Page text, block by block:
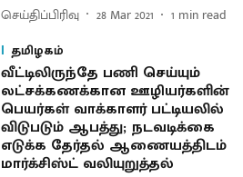
செய்திப்பிரிவு 28 Mar 2021 1 min read
தமிழகம்
வீட்டிலிருந்தே பணி செய்யும்
லட்சக்கணக்கான ஊழியர்களின்
பெயர்கள் வாக்காளர் பட்டியலில்
விடுபடும் ஆபத்து; நடவடிக்கை
எடுக்க தேர்தல் ஆணையத்திடம்
மார்க்சிஸ்ட் வலியுறுத்தல்